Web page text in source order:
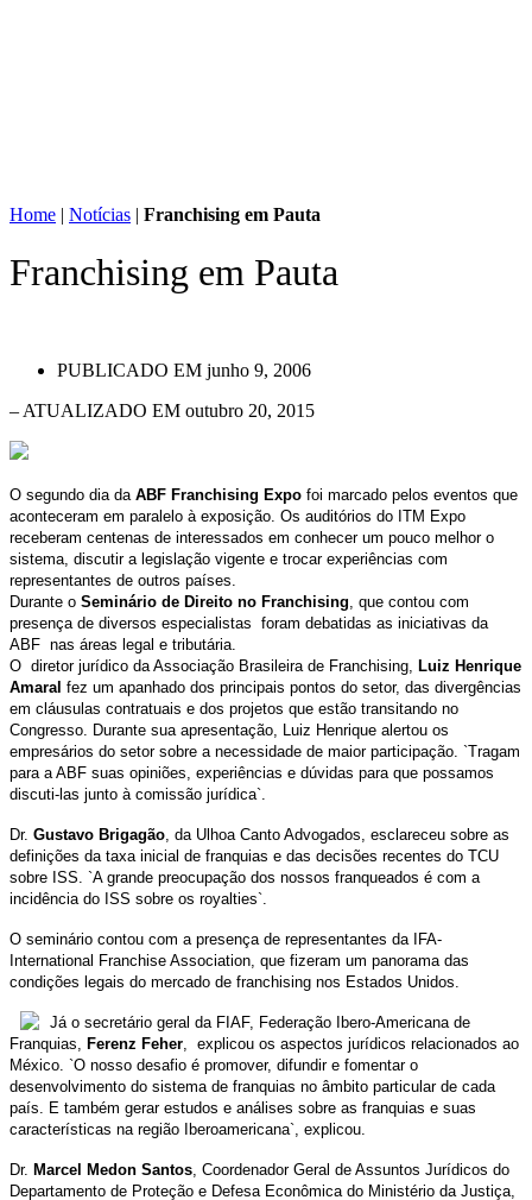
Home | Notícias | Franchising em Pauta
Franchising em Pauta
PUBLICADO EM junho 9, 2006
– ATUALIZADO EM outubro 20, 2015
O segundo dia da ABF Franchising Expo foi marcado pelos eventos que
aconteceram em paralelo à exposição. Os auditórios do ITM Expo
receberam centenas de interessados em conhecer um pouco melhor o
sistema, discutir a legislação vigente e trocar experiências com
representantes de outros países.
Durante o Seminário de Direito no Franchising, que contou com
presença de diversos especialistas foram debatidas as iniciativas da
ABF nas áreas legal e tributária.
O diretor jurídico da Associação Brasileira de Franchising, Luiz Henrique
Amaral fez um apanhado dos principais pontos do setor, das divergências
em cláusulas contratuais e dos projetos que estão transitando no
Congresso. Durante sua apresentação, Luiz Henrique alertou os
empresários do setor sobre a necessidade de maior participação. `Tragam
para a ABF suas opiniões, experiências e dúvidas para que possamos
discuti-las junto à comissão jurídica`.
Dr. Gustavo Brigagão, da Ulhoa Canto Advogados, esclareceu sobre as
definições da taxa inicial de franquias e das decisões recentes do TCU
sobre ISS. `A grande preocupação dos nossos franqueados é com a
incidência do ISS sobre os royalties`.
O seminário contou com a presença de representantes da IFA-
International Franchise Association, que fizeram um panorama das
condições legais do mercado de franchising nos Estados Unidos.
Já o secretário geral da FIAF, Federação Ibero-Americana de
Franquias, Ferenz Feher, explicou os aspectos jurídicos relacionados ao
México. `O nosso desafio é promover, difundir e fomentar o
desenvolvimento do sistema de franquias no âmbito particular de cada
país. E também gerar estudos e análises sobre as franquias e suas
características na região Iberoamericana`, explicou.
Dr. Marcel Medon Santos, Coordenador Geral de Assuntos Jurídicos do
Departamento de Proteção e Defesa Econômica do Ministério da Justiça,